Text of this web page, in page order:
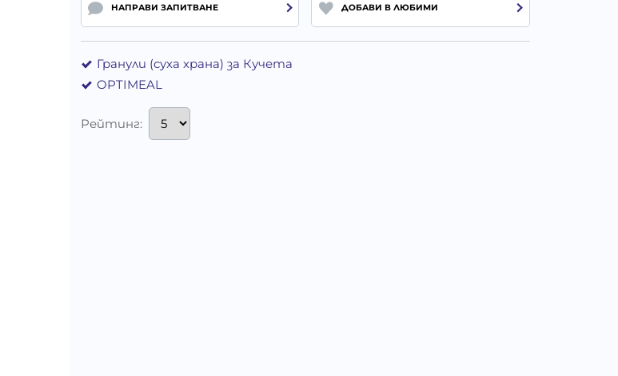
НАПРАВИ ЗАПИТВАНЕ ДОБАВИ В ЛЮБИМИ
Гранули (суха храна) за Кучета
OPTIMEAL
Рейтинг: